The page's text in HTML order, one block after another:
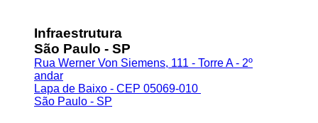
Infraestrutura
São Paulo - SP
Rua Werner Von Siemens, 111 - Torre A - 2º
andar
Lapa de Baixo - CEP 05069-010
São Paulo - SP